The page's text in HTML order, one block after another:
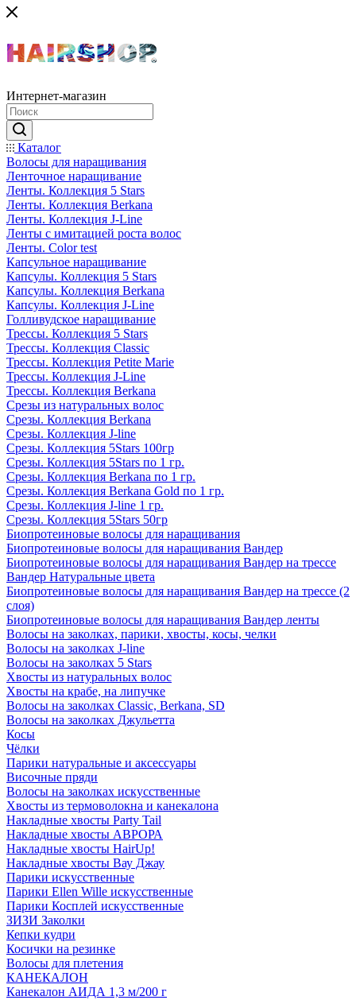
Интернет-магазин
Каталог
Волосы для наращивания
Ленточное наращивание
Ленты. Коллекция 5 Stars
Ленты. Коллекция Berkana
Ленты. Коллекция J-Line
Ленты с имитацией роста волос
Ленты. Color test
Капсульное наращивание
Капсулы. Коллекция 5 Stars
Капсулы. Коллекция Berkana
Капсулы. Коллекция J-Line
Голливудское наращивание
Трессы. Коллекция 5 Stars
Трессы. Коллекция Classic
Трессы. Коллекция Petite Marie
Трессы. Коллекция J-Line
Трессы. Коллекция Berkana
Срезы из натуральных волос
Срезы. Коллекция Berkana
Срезы. Коллекция J-line
Срезы. Коллекция 5Stars 100гр
Срезы. Коллекция 5Stars по 1 гр.
Срезы. Коллекция Berkana по 1 гр.
Срезы. Коллекция Berkana Gold по 1 гр.
Срезы. Коллекция J-line 1 гр.
Срезы. Коллекция 5Stars 50гр
Биопротеиновые волосы для наращивания
Биопротеиновые волосы для наращивания Вандер
Биопротеиновые волосы для наращивания Вандер на трессе
Вандер Натуральные цвета
Биопротеиновые волосы для наращивания Вандер на трессе (2
слоя)
Биопротеиновые волосы для наращивания Вандер ленты
Волосы на заколках, парики, хвосты, косы, челки
Волосы на заколках J-line
Волосы на заколках 5 Stars
Хвосты из натуральных волос
Хвосты на крабе, на липучке
Волосы на заколках Classic, Berkana, SD
Волосы на заколках Джульетта
Косы
Чёлки
Парики натуральные и аксессуары
Височные пряди
Волосы на заколках искусственные
Хвосты из термоволокна и канекалона
Накладные хвосты Party Tail
Накладные хвосты АВРОРА
Накладные хвосты HairUp!
Накладные хвосты Вау Джау
Парики искусственные
Парики Ellen Wille искусственные
Парики Косплей искусственные
ЗИЗИ Заколки
Кепки кудри
Косички на резинке
Волосы для плетения
КАНЕКАЛОН
Канекалон АИДА 1,3 м/200 г